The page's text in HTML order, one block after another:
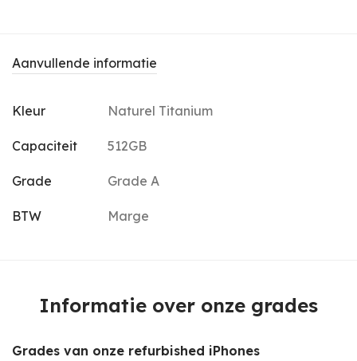
Aanvullende informatie
Kleur Naturel Titanium
Capaciteit 512GB
Grade Grade A
BTW Marge
Informatie over onze grades
Grades van onze refurbished iPhones